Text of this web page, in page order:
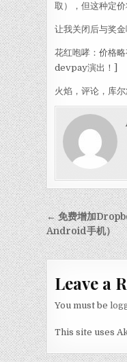
取），但这种定
让我关闭后与奖
花红咆哮：价格
devpay演出！]
火焰，评论，库
Post
← 免费增加
Android手机）
Leave a
You must be
This site uses